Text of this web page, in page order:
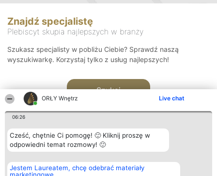
ORŁY Wnętrz Live chat
06:26
Cześć, chętnie Ci pomogę! 🙂 Kliknij proszę w
odpowiedni temat rozmowy! 🙂
Jestem Laureatem, chcę odebrać materiały
Znajdź specjalistę
Plebiscyt skupia najlepszych w branży
Szukasz specjalisty w pobliżu Ciebie? Sprawdź naszą
wyszukiwarkę. Korzystaj tylko z usług najlepszych!
Szukaj
Organizator plebiscytu
Bright Side Solutions sp. z o.
Plebiscyt
Laureaci
Kontakt
Kontakt